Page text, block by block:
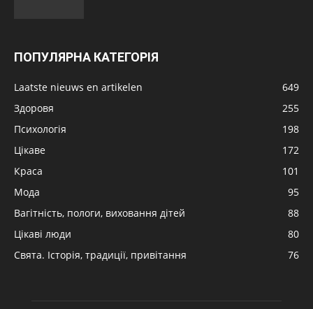
ПОПУЛЯРНА КАТЕГОРІЯ
Laatste nieuws en artikelen
649
Здоровя
255
Психологія
198
Цікаве
172
Краса
101
Мода
95
Вагітність, пологи, виховання дітей
88
Цікаві люди
80
Свята. Історія, традиції, привітання
76